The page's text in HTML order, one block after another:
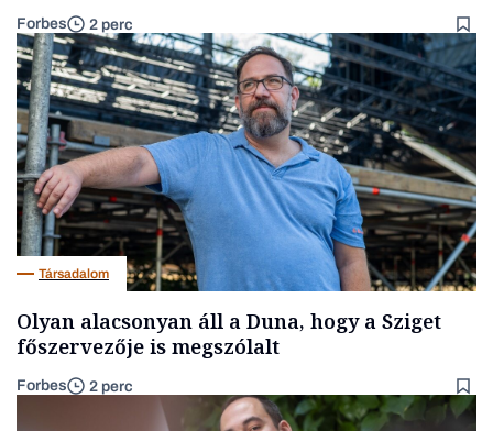
Forbes 2 perc
Társadalom
Olyan alacsonyan áll a Duna, hogy a Sziget
főszervezője is megszólalt
Forbes 2 perc